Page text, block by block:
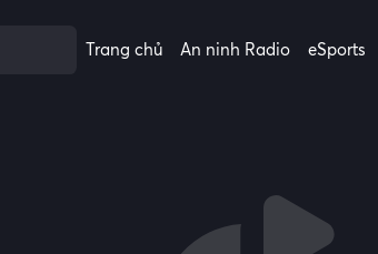
Trang chủ An ninh Radio eSports